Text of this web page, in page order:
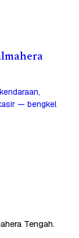
— bengkel
Tengah.